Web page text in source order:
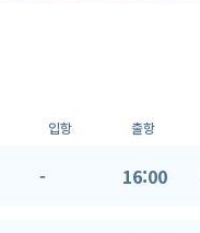
입항 출항
- 16:00